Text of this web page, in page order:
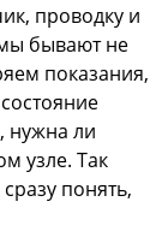
проводку и
бывают не
показания,
нужна ли
узле. Так
понять,